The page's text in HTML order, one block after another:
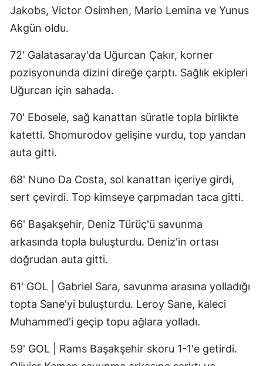
Jakobs, Victor Osimhen, Mario Lemina ve Yunus
Akgün oldu.
72' Galatasaray'da Uğurcan Çakır, korner
pozisyonunda dizini direğe çarptı. Sağlık ekipleri
Uğurcan için sahada.
70' Ebosele, sağ kanattan süratle topla birlikte
katetti. Shomurodov gelişine vurdu, top yandan
auta gitti.
68' Nuno Da Costa, sol kanattan içeriye girdi,
sert çevirdi. Top kimseye çarpmadan taca gitti.
66' Başakşehir, Deniz Türüç'ü savunma
arkasında topla buluşturdu. Deniz'in ortası
doğrudan auta gitti.
61' GOL | Gabriel Sara, savunma arasına yolladığı
topta Sane'yi buluşturdu. Leroy Sane, kaleci
Muhammed'i geçip topu ağlara yolladı.
59' GOL | Rams Başakşehir skoru 1-1'e getirdi.